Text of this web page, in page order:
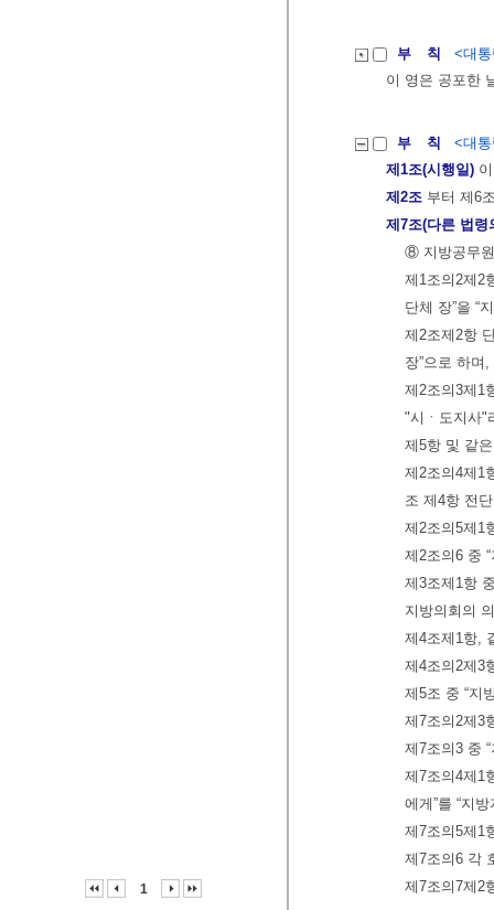
1
부 칙
<대
이 영은 공포한
부 칙
<대
제1조(시행일)
제2조 부터 제6
제7조(다른 법령
⑧ 지방공무
제1조의2제2
단체 장”을 “
제2조제2항
장”으로 하며
제2조의3제1
"시ㆍ도지사"
제5항 및 같
제2조의4제1
조 제4항 전
제2조의5제1
제2조의6 중
제3조제1항
지방의회의
제4조제1항,
제4조의2제3
제5조 중 “지
제7조의2제3
제7조의3 중
제7조의4제1
에게”를 “지
제7조의5제1
제7조의6 각
제7조의7제2